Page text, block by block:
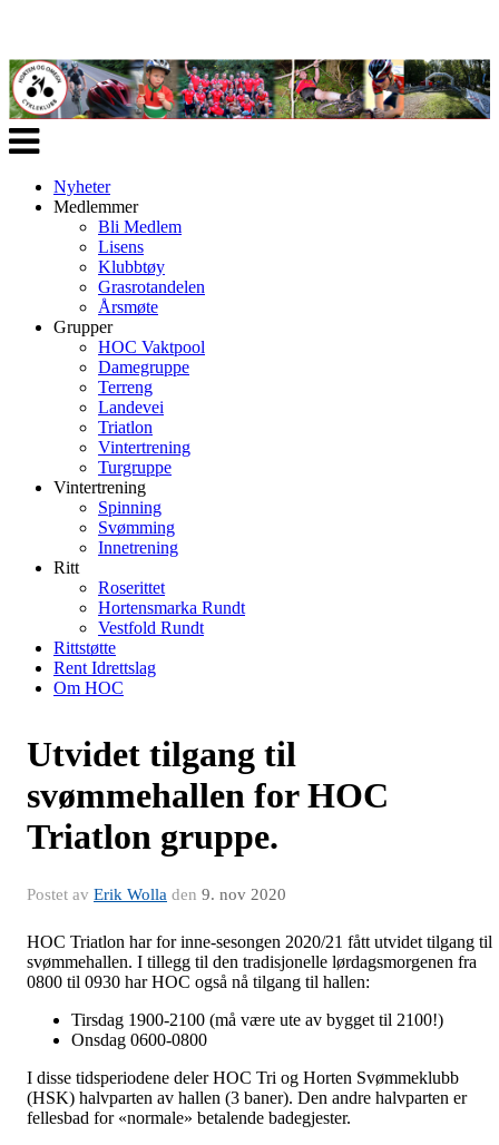
Veksle
navigasjon
Nyheter
Medlemmer
Bli Medlem
Lisens
Klubbtøy
Grasrotandelen
Årsmøte
Grupper
HOC Vaktpool
Damegruppe
Terreng
Landevei
Triatlon
Vintertrening
Turgruppe
Vintertrening
Spinning
Svømming
Innetrening
Ritt
Roserittet
Hortensmarka Rundt
Vestfold Rundt
Rittstøtte
Rent Idrettslag
Om HOC
Utvidet tilgang til
svømmehallen for HOC
Triatlon gruppe.
Postet av Erik Wolla den 9. nov 2020
HOC Triatlon har for inne-sesongen 2020/21 fått utvidet tilgang til
svømmehallen. I tillegg til den tradisjonelle lørdagsmorgenen fra
0800 til 0930 har HOC også nå tilgang til hallen:
Tirsdag 1900-2100 (må være ute av bygget til 2100!)
Onsdag 0600-0800
I disse tidsperiodene deler HOC Tri og Horten Svømmeklubb
(HSK) halvparten av hallen (3 baner). Den andre halvparten er
fellesbad for «normale» betalende badegjester.